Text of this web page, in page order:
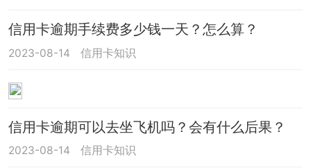
信用卡逾期手续费多少钱一天？怎么算？
2023-08-14 信用卡知识
信用卡逾期可以去坐飞机吗？会有什么后果？
2023-08-14 信用卡知识